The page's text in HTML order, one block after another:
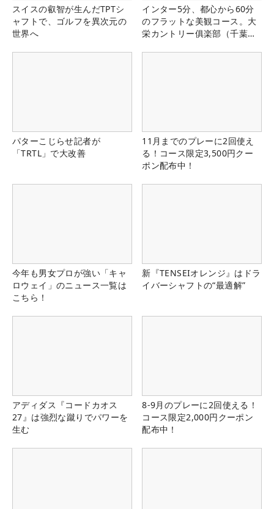
スイスの叡智が生んだTPTシ
ャフトで、ゴルフを異次元の
世界へ
インター5分、都心から60分
のフラットな美観コース。大
栄カントリー俱楽部（千葉
パターこじらせ記者が
「TRTL」で大改善
11月までのプレーに2回使え
る！コース限定3,500円クー
ポン配布中！
今年も男女プロが強い「キャ
ロウェイ」のニュース一覧は
こちら！
新『TENSEIオレンジ』はドラ
イバーシャフトの“最適解”
アディダス『コードカオス
27』は強烈な蹴りでパワーを
生む
8-9月のプレーに2回使える！
コース限定2,000円クーポン
配布中！